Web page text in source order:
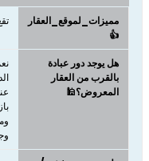
مميزات_لموقع_العقار
👍
هل يوجد دور عبادة
بالقرب من العقار
المعروض؟🕌